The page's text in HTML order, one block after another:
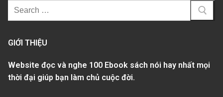
GIỚI THIỆU
Website đọc và nghe 100 Ebook sách nói hay nhất mọi
thời đại giúp bạn làm chủ cuộc đời.